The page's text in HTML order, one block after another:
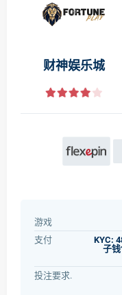
财神娱乐城
游戏
支付
KYC:
子
投注要求.